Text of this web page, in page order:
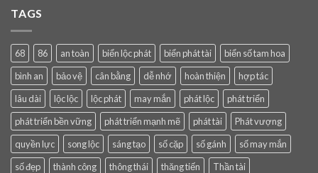
TAGS
68 86 an toàn biển lộc phát biển phát tài
biển số tam hoa
bình an
bảo vệ cân bằng dễ nhớ hoàn thiện
hợp tác
lâu dài
lộc lộc lộc phát may mắn phát lộc
phát triển
phát triển bền vững
phát triển mạnh mẽ phát tài
Phát vượng
quyền lực
song lộc sáng tạo số cặp số gánh
số may mắn
số đẹp
thành công thông thái thăng tiến
Thần tài